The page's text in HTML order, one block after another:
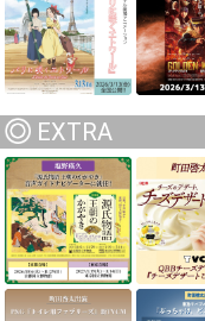
EXTRA